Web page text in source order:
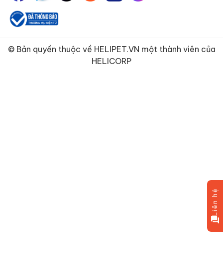
© Bản quyền thuộc về HELIPET.VN một thành viên của
HELICORP
Liên hệ